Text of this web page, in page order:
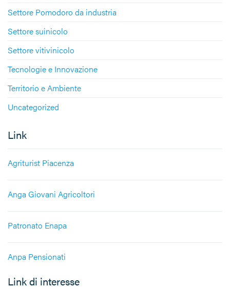
Settore Pomodoro da industria
Settore suinicolo
Settore vitivinicolo
Tecnologie e Innovazione
Territorio e Ambiente
Uncategorized
Link
Agriturist Piacenza
Anga Giovani Agricoltori
Patronato Enapa
Anpa Pensionati
Link di interesse